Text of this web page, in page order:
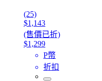
(25)
$1,143
(售價已折)
$1,299
P幣
折扣